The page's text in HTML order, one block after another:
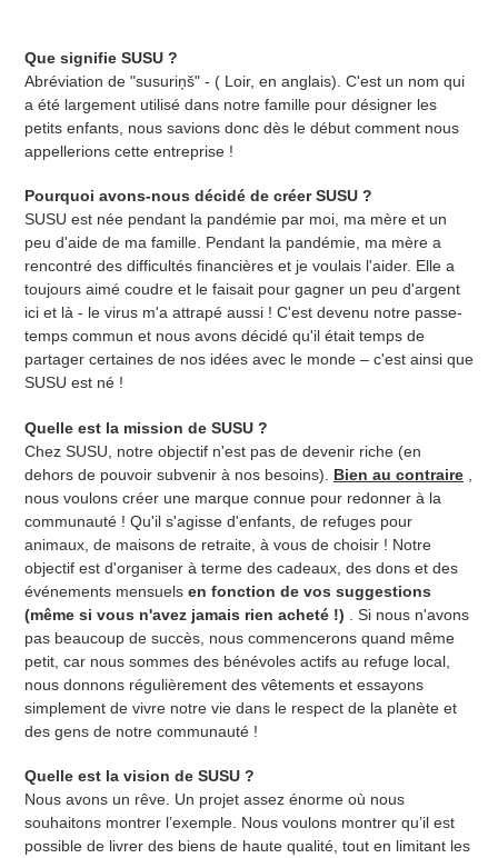
Que signifie SUSU ?
Abréviation de "susuriņš" - ( Loir, en anglais). C'est un nom qui
a été largement utilisé dans notre famille pour désigner les
petits enfants, nous savions donc dès le début comment nous
appellerions cette entreprise !
Pourquoi avons-nous décidé de créer SUSU ?
SUSU est née pendant la pandémie par moi, ma mère et un
peu d'aide de ma famille. Pendant la pandémie, ma mère a
rencontré des difficultés financières et je voulais l'aider. Elle a
toujours aimé coudre et le faisait pour gagner un peu d'argent
ici et là - le virus m'a attrapé aussi ! C'est devenu notre passe-
temps commun et nous avons décidé qu'il était temps de
partager certaines de nos idées avec le monde – c'est ainsi que
SUSU est né !
Quelle est la mission de SUSU ?
Chez SUSU, notre objectif n'est pas de devenir riche (en
dehors de pouvoir subvenir à nos besoins). Bien au contraire
nous voulons créer une marque connue pour redonner à la
communauté ! Qu'il s'agisse d'enfants, de refuges pour
animaux, de maisons de retraite, à vous de choisir ! Notre
objectif est d'organiser à terme des cadeaux, des dons et des
événements mensuels en fonction de vos suggestions
(même si vous n'avez jamais rien acheté !) . Si nous n'avons
pas beaucoup de succès, nous commencerons quand même
petit, car nous sommes des bénévoles actifs au refuge local,
nous donnons régulièrement des vêtements et essayons
simplement de vivre notre vie dans le respect de la planète et
des gens de notre communauté !
Quelle est la vision de SUSU ?
Nous avons un rêve. Un projet assez énorme où nous
souhaitons montrer l’exemple. Nous voulons montrer qu’il est
possible de livrer des biens de haute qualité, tout en limitant les